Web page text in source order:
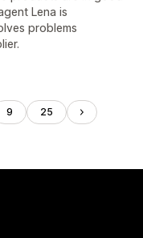
Lena is
problems
9 25